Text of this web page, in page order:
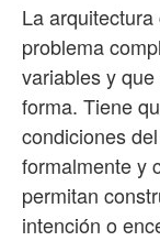
La
problema
variables y
forma. Tiene
condiciones
formalmente y
permitan
intención o